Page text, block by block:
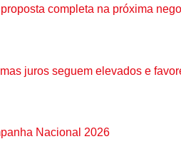
completa na próxima
juros seguem elevados e
Nacional 2026